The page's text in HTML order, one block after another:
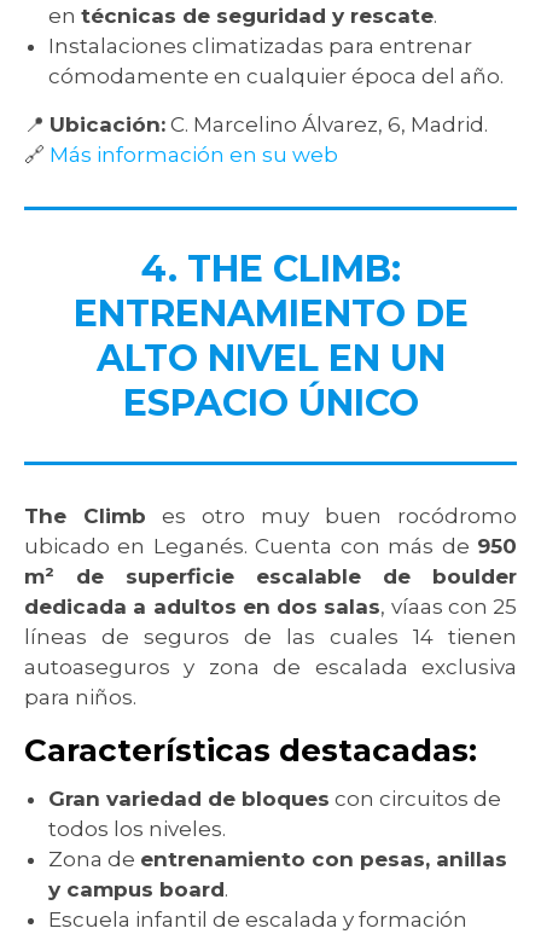
en técnicas de seguridad y rescate.
Instalaciones climatizadas para entrenar
cómodamente en cualquier época del año.
📍 Ubicación: C. Marcelino Álvarez, 6, Madrid.
🔗 Más información en su web
4. THE CLIMB:
ENTRENAMIENTO DE
ALTO NIVEL EN UN
ESPACIO ÚNICO
The Climb es otro muy buen rocódromo
ubicado en Leganés. Cuenta con más de 950
m² de superficie escalable de boulder
dedicada a adultos en dos salas, víaas con 25
líneas de seguros de las cuales 14 tienen
autoaseguros y zona de escalada exclusiva
para niños.
Características destacadas:
Gran variedad de bloques con circuitos de
todos los niveles.
Zona de entrenamiento con pesas, anillas
y campus board.
Escuela infantil de escalada y formación